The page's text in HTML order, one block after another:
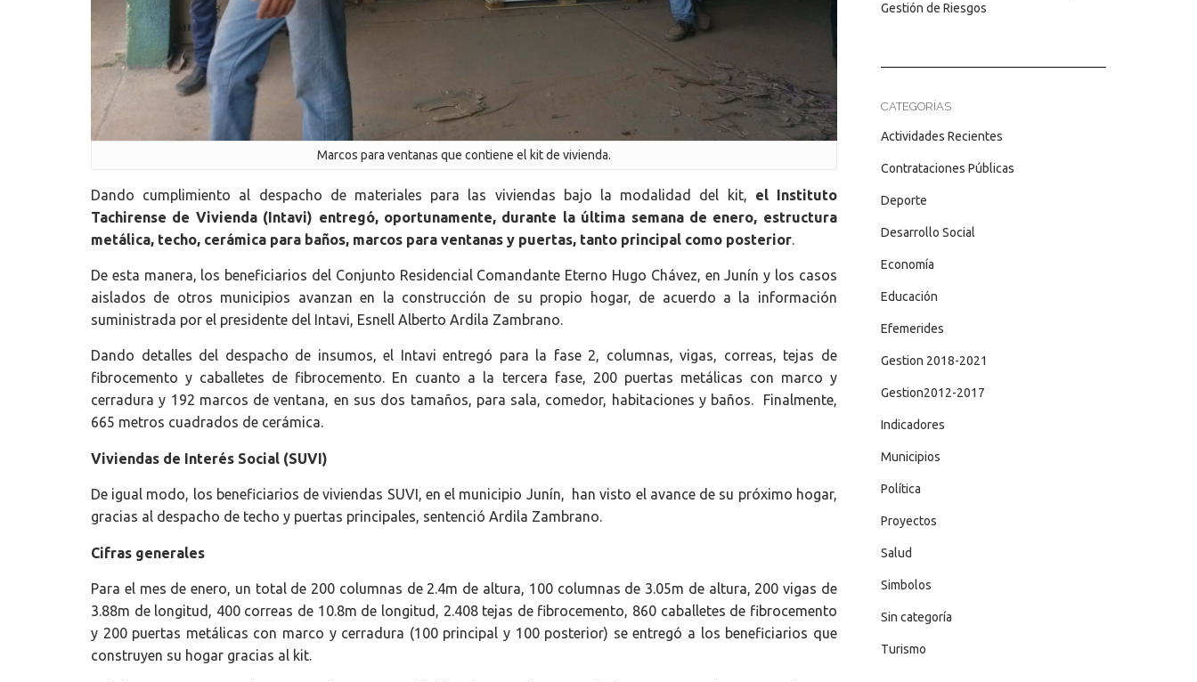
Marcos para ventanas que contiene el kit de vivienda.
Dando cumplimiento al despacho de materiales para las viviendas bajo la modalidad del kit, el Instituto
Tachirense de Vivienda (Intavi) entregó, oportunamente, durante la última semana de enero, estructura
metálica, techo, cerámica para baños, marcos para ventanas y puertas, tanto principal como posterior.
De esta manera, los beneficiarios del Conjunto Residencial Comandante Eterno Hugo Chávez, en Junín y los casos
aislados de otros municipios avanzan en la construcción de su propio hogar, de acuerdo a la información
suministrada por el presidente del Intavi, Esnell Alberto Ardila Zambrano.
Dando detalles del despacho de insumos, el Intavi entregó para la fase 2, columnas, vigas, correas, tejas de
fibrocemento y caballetes de fibrocemento. En cuanto a la tercera fase, 200 puertas metálicas con marco y
cerradura y 192 marcos de ventana, en sus dos tamaños, para sala, comedor, habitaciones y baños. Finalmente,
665 metros cuadrados de cerámica.
Viviendas de Interés Social (SUVI)
De igual modo, los beneficiarios de viviendas SUVI, en el municipio Junín, han visto el avance de su próximo hogar,
gracias al despacho de techo y puertas principales, sentenció Ardila Zambrano.
Cifras generales
Para el mes de enero, un total de 200 columnas de 2.4m de altura, 100 columnas de 3.05m de altura, 200 vigas de
3.88m de longitud, 400 correas de 10.8m de longitud, 2.408 tejas de fibrocemento, 860 caballetes de fibrocemento
y 200 puertas metálicas con marco y cerradura (100 principal y 100 posterior) se entregó a los beneficiarios que
construyen su hogar gracias al kit.
Gestión de Riesgos
CATEGORÍAS
Actividades Recientes
Contrataciones Públicas
Deporte
Desarrollo Social
Economía
Educación
Efemerides
Gestion 2018-2021
Gestion2012-2017
Indicadores
Municipios
Política
Proyectos
Salud
Simbolos
Sin categoría
Turismo